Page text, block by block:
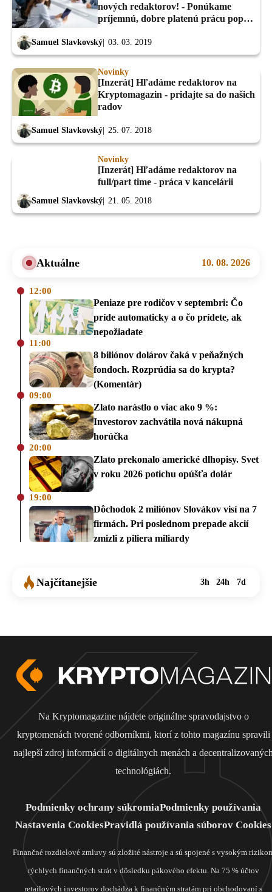
nových redaktorov! - Ponúkame
príjemnú, dobre platenú prácu popri
Samuel Slavkovský 03. 03. 2019
Novinky
[Inzerát] Hľadáme redaktorov na
Kryptomagazin - pridajte sa do našich
radov
Samuel Slavkovský 25. 07. 2018
Novinky
[Inzerát] Hľadáme redaktorov na
full/part time - práca v kancelárii
Samuel Slavkovský 21. 05. 2018
Aktuálne 10. 08. 2026
12:00
Peniaze pre rodičov v septembri: Čo
príde automaticky a o čo prídete, ak
nepožiadate
11:00
8 biliónov dolárov čaká v peňažných
fondoch. Rozprúdia sa do krypta?
(Komentár)
09:00
Zlato narástlo o viac ako 9 %:
Investorov zachvátila nová nákupná
horúčka
20:00
Zlato prekonalo americké dlhopisy. Svet
v roku 2026 potichu opúšťa dolár
19:00
Dôchodok 2 miliónov Slovákov visí na 7
firmách. Pri poslednom prepade akcií
zmizli z piliera miliardy
Najčítanejšie 3h 24h 7d
Na Kryptomagazine nájdete originálne spravodajstvo o
kryptomenách tvorené odborníkmi, ktorí z tohto magazínu spravili
najlepší zdroj informácií o digitálnych menách a
technológiách.
Podmienky ochrany súkromiaPodmienky používania
Nastavenia CookiesPravidlá používania súborov Cookies
Finančné rozdielové zmluvy sú zložité nástroje a sú spojené s vysokým
rýchlych finančných strát v dôsledku pákového efektu. Na 75 % účtov
retailových investorov dochádza k finančným stratám pri obchodovaní s